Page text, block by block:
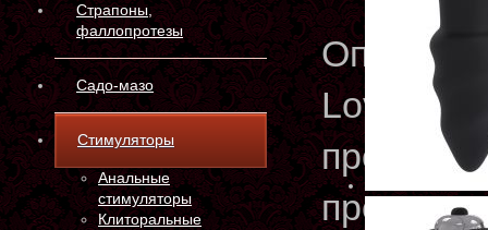
Страпоны,
фаллопротезы
Садо-мазо
Стимуляторы
Анальные
стимуляторы
Клиторальные
Love
пробку